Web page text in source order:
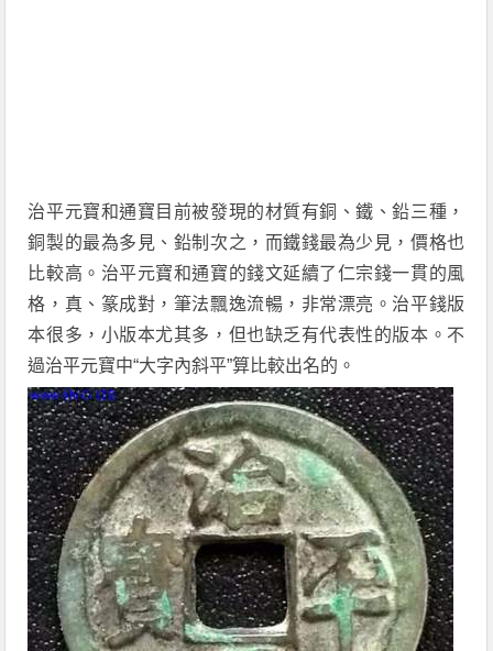
治平元寶和通寶目前被發現的材質有銅、鐵、鉛三種，
銅製的最為多見、鉛制次之，而鐵錢最為少見，價格也
比較高。治平元寶和通寶的錢文延續了仁宗錢一貫的風
格，真、篆成對，筆法飄逸流暢，非常漂亮。治平錢版
本很多，小版本尤其多，但也缺乏有代表性的版本。不
過治平元寶中“大字內斜平”算比較出名的。